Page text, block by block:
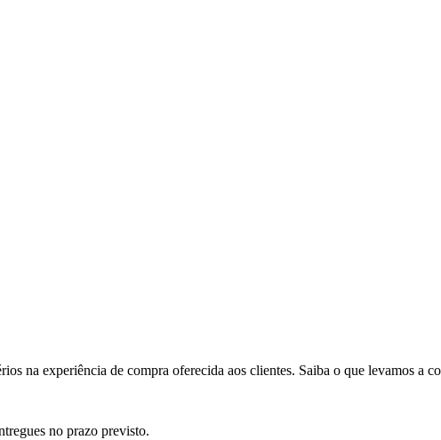
na experiência de compra oferecida aos clientes. Saiba o que levamos a
no prazo previsto.